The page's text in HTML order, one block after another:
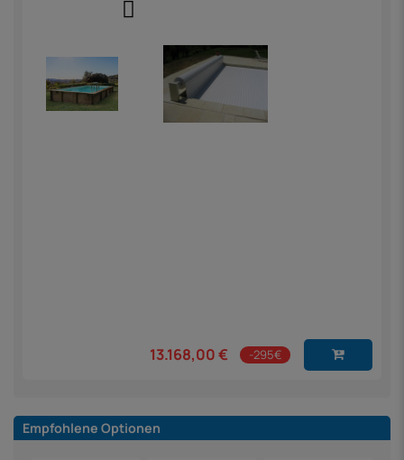
13.168,00 € -295€
Empfohlene Optionen